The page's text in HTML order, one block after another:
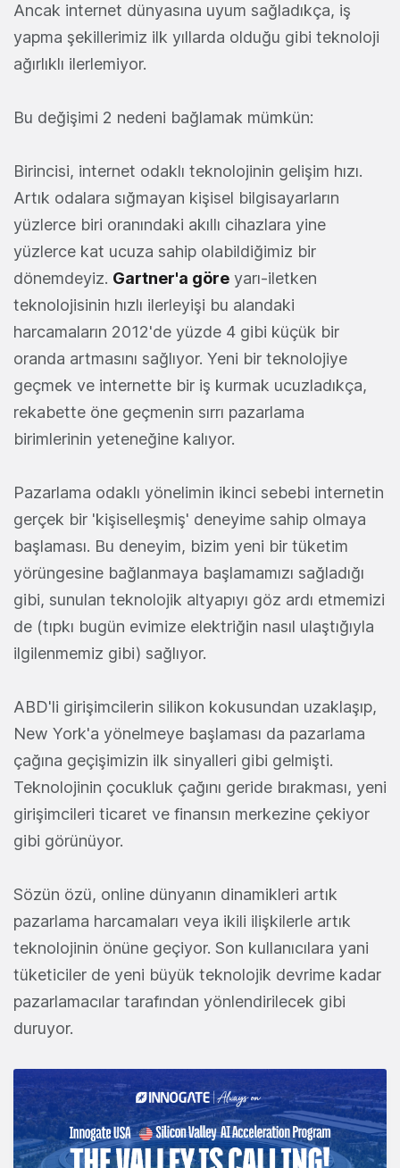
Ancak internet dünyasına uyum sağladıkça, iş
yapma şekillerimiz ilk yıllarda olduğu gibi teknoloji
ağırlıklı ilerlemiyor.
Bu değişimi 2 nedeni bağlamak mümkün:
Birincisi, internet odaklı teknolojinin gelişim hızı.
Artık odalara sığmayan kişisel bilgisayarların
yüzlerce biri oranındaki akıllı cihazlara yine
yüzlerce kat ucuza sahip olabildiğimiz bir
dönemdeyiz. Gartner'a göre yarı-iletken
teknolojisinin hızlı ilerleyişi bu alandaki
harcamaların 2012'de yüzde 4 gibi küçük bir
oranda artmasını sağlıyor. Yeni bir teknolojiye
geçmek ve internette bir iş kurmak ucuzladıkça,
rekabette öne geçmenin sırrı pazarlama
birimlerinin yeteneğine kalıyor.
Pazarlama odaklı yönelimin ikinci sebebi internetin
gerçek bir 'kişiselleşmiş' deneyime sahip olmaya
başlaması. Bu deneyim, bizim yeni bir tüketim
yörüngesine bağlanmaya başlamamızı sağladığı
gibi, sunulan teknolojik altyapıyı göz ardı etmemizi
de (tıpkı bugün evimize elektriğin nasıl ulaştığıyla
ilgilenmemiz gibi) sağlıyor.
ABD'li girişimcilerin silikon kokusundan uzaklaşıp,
New York'a yönelmeye başlaması da pazarlama
çağına geçişimizin ilk sinyalleri gibi gelmişti.
Teknolojinin çocukluk çağını geride bırakması, yeni
girişimcileri ticaret ve finansın merkezine çekiyor
gibi görünüyor.
Sözün özü, online dünyanın dinamikleri artık
pazarlama harcamaları veya ikili ilişkilerle artık
teknolojinin önüne geçiyor. Son kullanıcılara yani
tüketiciler de yeni büyük teknolojik devrime kadar
pazarlamacılar tarafından yönlendirilecek gibi
duruyor.